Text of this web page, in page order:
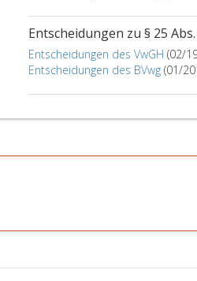
Entscheidungen zu § 25
Entscheidungen des VwGH (02/
Entscheidungen des BVwg (01/